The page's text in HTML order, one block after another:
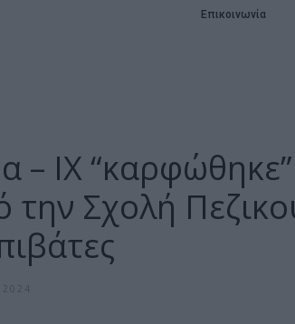
Επικοινωνία
– ΙΧ
Σχολή